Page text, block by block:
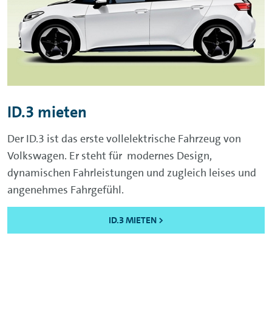
ID.3 mieten
Der ID.3 ist das erste vollelektrische Fahrzeug von
Volkswagen. Er steht für modernes Design,
dynamischen Fahrleistungen und zugleich leises und
angenehmes Fahrgefühl.
ID.3 MIETEN >